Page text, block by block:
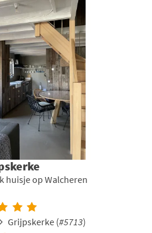
huisje op Walcheren
Grijpskerke (#5713)